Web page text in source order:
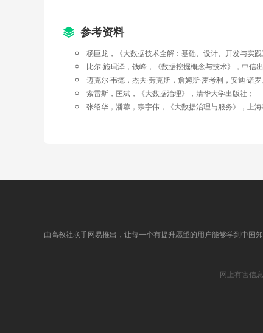
参考资料
杨巨龙，《大数据技术全解：基础、设计、开发与实践
比尔·施玛泽，钱峰，《数据挖掘概念与技术》，中信
迈克尔·韦德，杰夫·劳克斯，詹姆斯·麦考利，安迪·
索雷斯，匡斌，《大数据治理》，清华大学出版社；
张绍华，潘蓉，宗宇伟，《大数据治理与服务》，上海
由高教社联手网易推出，让每一个有提升愿望的用户能够学到中国
网上有害信